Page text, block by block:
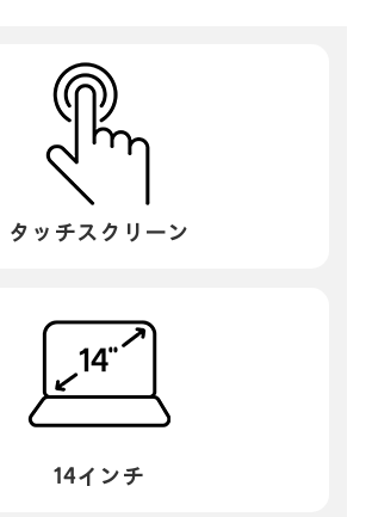
タッチスクリーン
14インチ